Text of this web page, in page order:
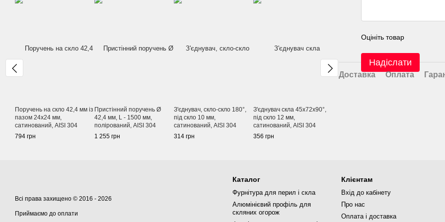
Поручень на скло 42,4 мм із
пазом 24х24 мм,
сатинований, AISI 304
794 грн
Пристінний поручень Ø
42,4 мм, L - 1500 мм,
полірований, AISI 304
1 255 грн
З'єднувач, скло-скло 180°,
під скло 10 мм,
сатинований, AISI 304
314 грн
З'єднувач скла 45x72x90°,
під скло 12 мм,
сатинований, AISI 304
356 грн
Оцініть товар
Надіслати
Доставка Оплата
Всі права захищено © 2016 - 2026
Приймаємо до оплати
Каталог
Фурнітура для перил і скла
Алюмінієвий профіль для
скляних огорож
Клієнтам
Вхід до кабінету
Про нас
Оплата і доставка